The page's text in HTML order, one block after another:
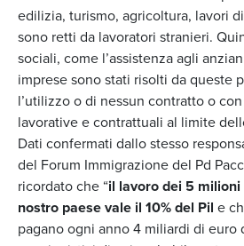
edilizia, turismo, agricoltura, lavori
sono retti da lavoratori stranieri.
sociali, come l’assistenza agli
imprese sono stati risolti da queste
l’utilizzo o di nessun contratto o
lavorative e contrattuali al limite
Dati confermati dallo stesso
del Forum Immigrazione del Pd
ricordato che “il lavoro dei 5
nostro paese vale il 10% del Pil e
pagano ogni anno 4 miliardi di euro